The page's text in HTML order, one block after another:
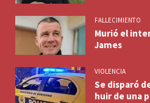
FALLECIMIENTO
Murió el
James
VIOLENCIA
Se disparó
huir de una